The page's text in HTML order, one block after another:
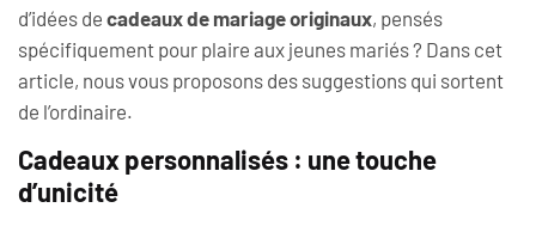
d’idées de cadeaux de mariage originaux, pensés
spécifiquement pour plaire aux jeunes mariés ? Dans cet
article, nous vous proposons des suggestions qui sortent
de l’ordinaire.
Cadeaux personnalisés : une touche
d’unicité